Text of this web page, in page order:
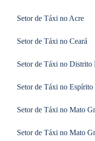
Setor de Táxi no Acre
Setor de Táxi no Ceará
Setor de Táxi no Distrito
Setor de Táxi no Espírito
Setor de Táxi no Mato
Setor de Táxi no Mato